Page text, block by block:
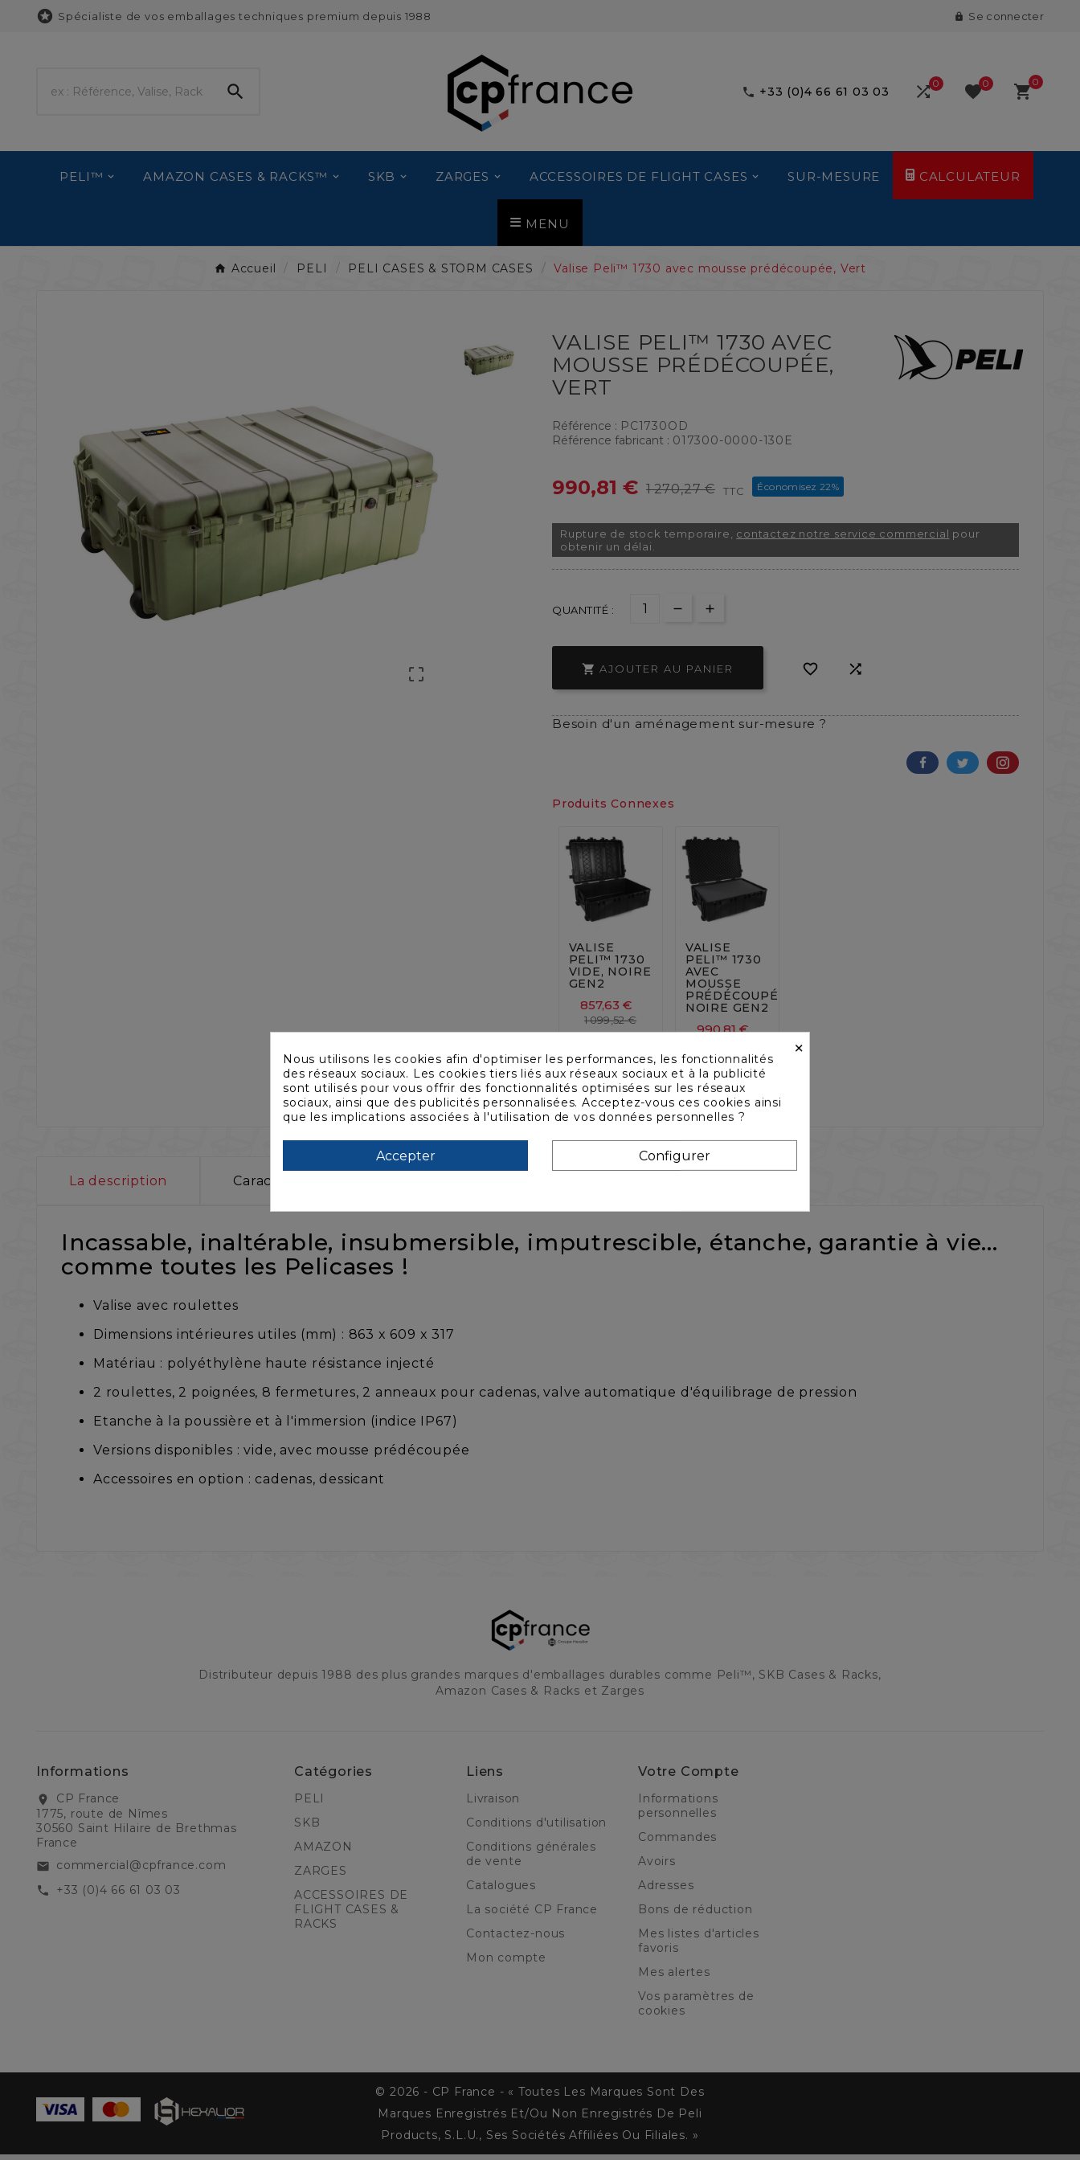
 Spécialiste de vos emballages techniques premium depuis 1988  Se connecter
  +33 (0)4 66 61 03 03 0 0 
0
PELI™ AMAZON CASES & RACKS™ SKB ZARGES ACCESSOIRES DE FLIGHT CASES SUR-MESURE CALCULATEUR
MENU
Accueil PELI PELI CASES & STORM CASES Valise Peli™ 1730 avec mousse prédécoupée, Vert

VALISE PELI™ 1730 AVEC
MOUSSE PRÉDÉCOUPÉE,
VERT
Référence : PC1730OD
Référence fabricant : 017300-0000-130E
990,81 € 1 270,27 € TTC Économisez 22%
Rupture de stock temporaire, contactez notre service commercial pour
obtenir un délai.
QUANTITÉ :
 AJOUTER AU PANIER  
Besoin d'un aménagement sur-mesure ?
Produits Connexes
 
VALISE
PELI™ 1730
VIDE, NOIRE
GEN2
857,63 €
1 099,52 €
 
VALISE
PELI™ 1730
AVEC
MOUSSE
PRÉDÉCOUPÉE,
NOIRE GEN2
990,81 €
La description Caractéristiques
Incassable, inaltérable, insubmersible, imputrescible, étanche, garantie à vie...
comme toutes les Pelicases !
Valise avec roulettes
Dimensions intérieures utiles (mm) : 863 x 609 x 317
Matériau : polyéthylène haute résistance injecté
2 roulettes, 2 poignées, 8 fermetures, 2 anneaux pour cadenas, valve automatique d'équilibrage de pression
Etanche à la poussière et à l'immersion (indice IP67)
Versions disponibles : vide, avec mousse prédécoupée
Accessoires en option : cadenas, dessicant
Distributeur depuis 1988 des plus grandes marques d'emballages durables comme Peli™, SKB Cases & Racks,
Amazon Cases & Racks et Zarges
Informations
location_on
CP France
1775, route de Nîmes
30560 Saint Hilaire de Brethmas
France
email commercial@cpfrance.com
call +33 (0)4 66 61 03 03
Catégories
PELI
SKB
AMAZON
ZARGES
ACCESSOIRES DE
FLIGHT CASES &
RACKS
Liens
Livraison
Conditions d'utilisation
Conditions générales
de vente
Catalogues
La société CP France
Contactez-nous
Mon compte
Votre Compte
Informations
personnelles
Commandes
Avoirs
Adresses
Bons de réduction
Mes listes d'articles
favoris
Mes alertes
Vos paramètres de
cookies
© 2026 - CP France - « Toutes Les Marques Sont Des
Marques Enregistrés Et/ou Non Enregistrés De Peli
Products, S.L.U., Ses Sociétés Affiliées Ou Filiales. »
×
Nous utilisons les cookies afin d'optimiser les performances, les fonctionnalités
des réseaux sociaux. Les cookies tiers liés aux réseaux sociaux et à la publicité
sont utilisés pour vous offrir des fonctionnalités optimisées sur les réseaux
sociaux, ainsi que des publicités personnalisées. Acceptez-vous ces cookies ainsi
que les implications associées à l'utilisation de vos données personnelles ?
Accepter Configurer